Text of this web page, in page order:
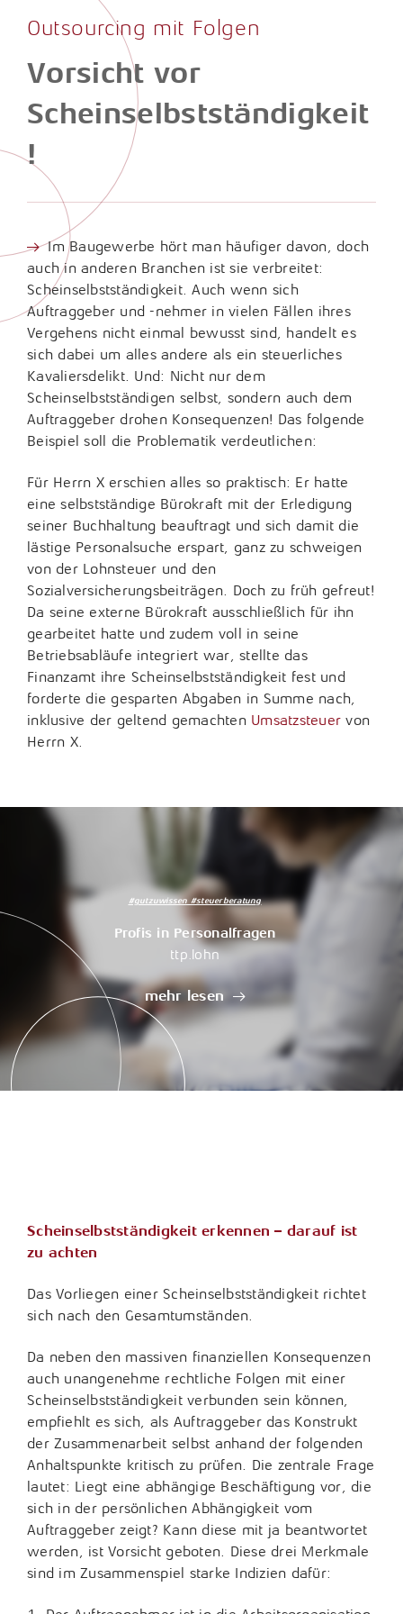
Outsourcing mit Folgen
Vorsicht vor
Scheinselbstständigkeit
!
Im Baugewerbe hört man häufiger davon, doch
auch in anderen Branchen ist sie verbreitet:
Scheinselbstständigkeit. Auch wenn sich
Auftraggeber und -nehmer in vielen Fällen ihres
Vergehens nicht einmal bewusst sind, handelt es
sich dabei um alles andere als ein steuerliches
Kavaliersdelikt. Und: Nicht nur dem
Scheinselbstständigen selbst, sondern auch dem
Auftraggeber drohen Konsequenzen! Das folgende
Beispiel soll die Problematik verdeutlichen:
Für Herrn X erschien alles so praktisch: Er hatte
eine selbstständige Bürokraft mit der Erledigung
seiner Buchhaltung beauftragt und sich damit die
lästige Personalsuche erspart, ganz zu schweigen
von der Lohnsteuer und den
Sozialversicherungsbeiträgen. Doch zu früh gefreut!
Da seine externe Bürokraft ausschließlich für ihn
gearbeitet hatte und zudem voll in seine
Betriebsabläufe integriert war, stellte das
Finanzamt ihre Scheinselbstständigkeit fest und
forderte die gesparten Abgaben in Summe nach,
inklusive der geltend gemachten Umsatzsteuer von
Herrn X.
#gutzuwissen #steuerberatung
Profis in Personalfragen
ttp.lohn
mehr lesen
Scheinselbstständigkeit erkennen – darauf ist
zu achten
Das Vorliegen einer Scheinselbstständigkeit richtet
sich nach den Gesamtumständen.
Da neben den massiven finanziellen Konsequenzen
auch unangenehme rechtliche Folgen mit einer
Scheinselbstständigkeit verbunden sein können,
empfiehlt es sich, als Auftraggeber das Konstrukt
der Zusammenarbeit selbst anhand der folgenden
Anhaltspunkte kritisch zu prüfen. Die zentrale Frage
lautet: Liegt eine abhängige Beschäftigung vor, die
sich in der persönlichen Abhängigkeit vom
Auftraggeber zeigt? Kann diese mit ja beantwortet
werden, ist Vorsicht geboten. Diese drei Merkmale
sind im Zusammenspiel starke Indizien dafür:
Karrierechancen
Arbeitgeberleistungen
Studium, Ausbildung und Praktikum
Bewerbung
Unternehmensberatung
Internationales Steuerrecht
Lohn- und Gehaltsabrechnung
Konzerne und Großkunden / ttp GTS
Nachhaltigkeitsberichterstattung
Öffentlicher Sektor
Rechtliche Vorsorge / Nachlass
Restrukturierung und Sanierung
Sozial- und Gesundheitswesen
Start-Up-Betreuung / ttpreneur
Steuerstrafrecht
Tax Compliance / Verfahrensdokumentation
Unternehmensnachfolge
Vermögensnachfolge
Vermögensplanung
Newsletter
Wissensdatenbank
Downloads
Links
Vorstand & Partner
Philosophie
Standorte
Geschichte
Jubiläum